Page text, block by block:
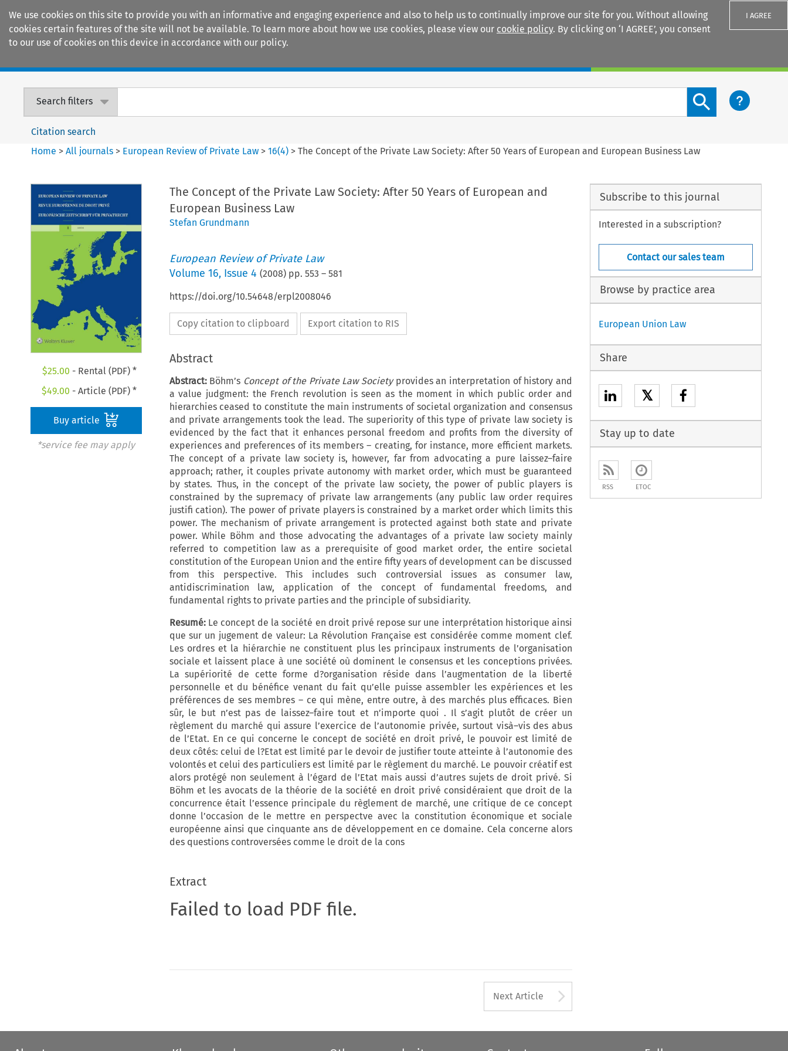
We use cookies on this site to provide you with an informative and engaging experience and also to help us to continually improve our site for you. Without allowing
cookies certain features of the site will not be available. To learn more about how we use cookies, please view our cookie policy. By clicking on ‘I AGREE’, you consent
to our use of cookies on this device in accordance with our policy.
I AGREE
Search filters
Search content button
Citation search
Home >All journals > European Review of Private Law >16(4) >The Concept of the Private Law Society: After 50 Years of European and European Business Law
$25.00 - Rental (PDF) *
$49.00 - Article (PDF) *
Buy article
*service fee may apply
The Concept of the Private Law Society: After 50 Years of European and
European Business Law
Stefan Grundmann
European Review of Private Law
Volume 16, Issue 4 (2008) pp. 553 – 581
https://doi.org/10.54648/erpl2008046
Copy citation to clipboard Export citation to RIS
Abstract
Abstract: Böhm’s Concept of the Private Law Society provides an interpretation of history and
a value judgment: the French revolution is seen as the moment in which public order and
hierarchies ceased to constitute the main instruments of societal organization and consensus
and private arrangements took the lead. The superiority of this type of private law society is
evidenced by the fact that it enhances personal freedom and profits from the diversity of
experiences and preferences of its members – creating, for instance, more efficient markets.
The concept of a private law society is, however, far from advocating a pure laissez–faire
approach; rather, it couples private autonomy with market order, which must be guaranteed
by states. Thus, in the concept of the private law society, the power of public players is
constrained by the supremacy of private law arrangements (any public law order requires
justifi cation). The power of private players is constrained by a market order which limits this
power. The mechanism of private arrangement is protected against both state and private
power. While Böhm and those advocating the advantages of a private law society mainly
referred to competition law as a prerequisite of good market order, the entire societal
constitution of the European Union and the entire fifty years of development can be discussed
from this perspective. This includes such controversial issues as consumer law,
antidiscrimination law, application of the concept of fundamental freedoms, and
fundamental rights to private parties and the principle of subsidiarity.
Resumé: Le concept de la société en droit privé repose sur une interprétation historique ainsi
que sur un jugement de valeur: La Révolution Française est considérée comme moment clef.
Les ordres et la hiérarchie ne constituent plus les principaux instruments de l’organisation
sociale et laissent place à une société où dominent le consensus et les conceptions privées.
La supériorité de cette forme d?organisation réside dans l’augmentation de la liberté
personnelle et du bénéfice venant du fait qu’elle puisse assembler les expériences et les
préférences de ses membres – ce qui mène, entre outre, à des marchés plus efficaces. Bien
sûr, le but n’est pas de laissez–faire tout et n’importe quoi . Il s’agit plutôt de créer un
règlement du marché qui assure l’exercice de l’autonomie privée, surtout visà–vis des abus
de l’Etat. En ce qui concerne le concept de société en droit privé, le pouvoir est limité de
deux côtés: celui de l?Etat est limité par le devoir de justifier toute atteinte à l’autonomie des
volontés et celui des particuliers est limité par le règlement du marché. Le pouvoir créatif est
alors protégé non seulement à l’égard de l’Etat mais aussi d’autres sujets de droit privé. Si
Böhm et les avocats de la théorie de la société en droit privé considéraient que droit de la
concurrence était l’essence principale du règlement de marché, une critique de ce concept
donne l’occasion de le mettre en perspectve avec la constitution économique et sociale
européenne ainsi que cinquante ans de développement en ce domaine. Cela concerne alors
des questions controversées comme le droit de la cons
Extract
Failed to load PDF file.
Next Article
Subscribe to this journal
Interested in a subscription?
Contact our sales team
Browse by practice area
European Union Law
Share
𝕏
Stay up to date
RSS ETOC